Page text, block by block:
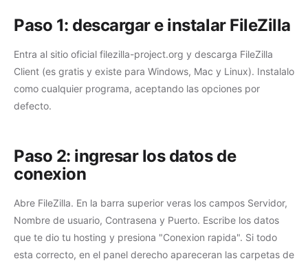
Paso 1: descargar e instalar FileZilla
Entra al sitio oficial filezilla-project.org y descarga FileZilla
Client (es gratis y existe para Windows, Mac y Linux). Instalalo
como cualquier programa, aceptando las opciones por
defecto.
Paso 2: ingresar los datos de
conexion
Abre FileZilla. En la barra superior veras los campos Servidor,
Nombre de usuario, Contrasena y Puerto. Escribe los datos
que te dio tu hosting y presiona "Conexion rapida". Si todo
esta correcto, en el panel derecho apareceran las carpetas de